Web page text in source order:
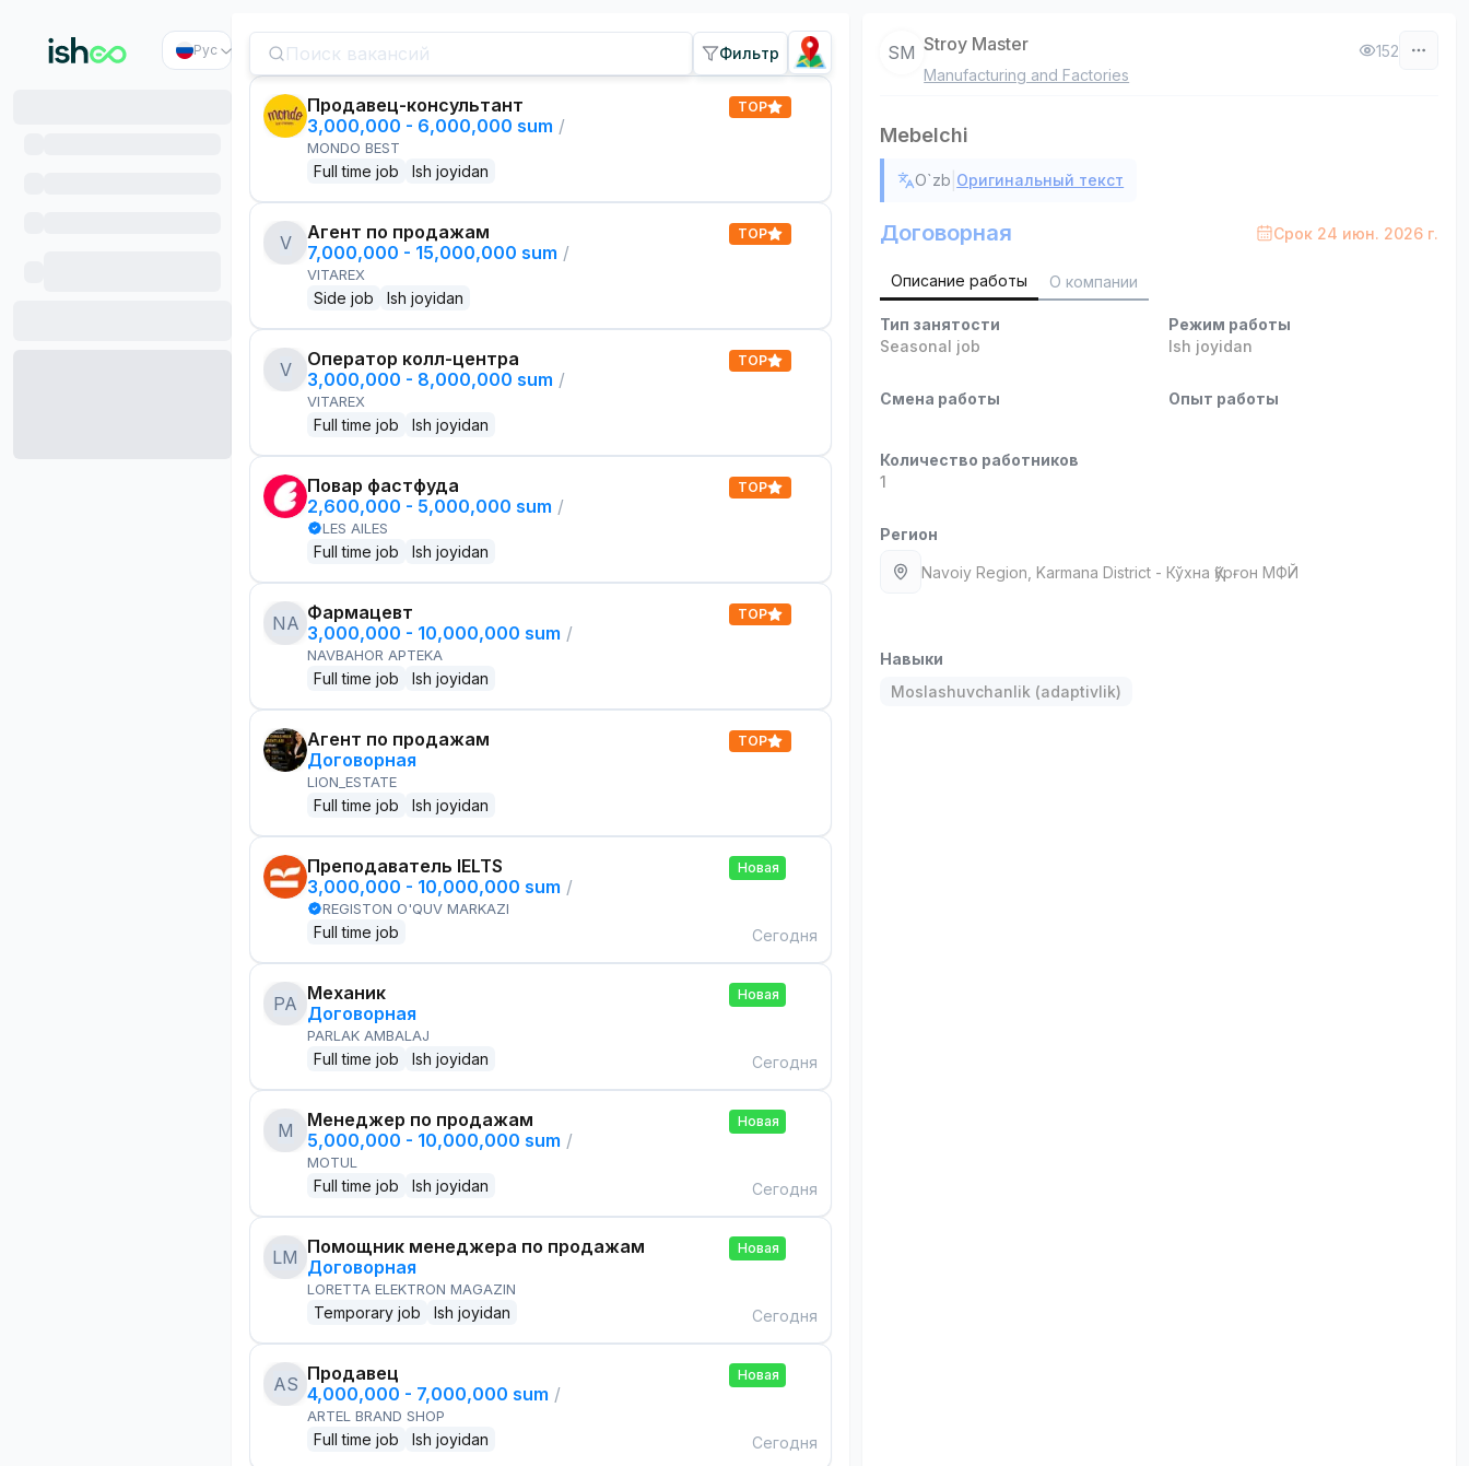
Рус Фильтр
Продавец-консультант
3,000,000 - 6,000,000 sum /
MONDO BEST
Full time job Ish joyidan
TOP
V
Агент по продажам
7,000,000 - 15,000,000 sum /
VITAREX
Side job Ish joyidan
TOP
V
Оператор колл-центра
3,000,000 - 8,000,000 sum /
VITAREX
Full time job Ish joyidan
TOP
Повар фастфуда
2,600,000 - 5,000,000 sum /
LES AILES
Full time job Ish joyidan
TOP
NA Фармацевт
3,000,000 - 10,000,000 sum /
NAVBAHOR APTEKA
Full time job Ish joyidan
TOP
Агент по продажам
Договорная
LION_ESTATE
Full time job Ish joyidan
TOP
Преподаватель IELTS
3,000,000 - 10,000,000 sum /
REGISTON O'QUV MARKAZI
Full time job
Новая
Сегодня
PA Механик
Договорная
PARLAK AMBALAJ
Full time job Ish joyidan
Новая
Сегодня
M
Менеджер по продажам
5,000,000 - 10,000,000 sum /
MOTUL
Full time job Ish joyidan
Новая
Сегодня
LM Помощник менеджера по продажам
Договорная
LORETTA ELEKTRON MAGAZIN
Temporary job Ish joyidan
Новая
Сегодня
AS Продавец
4,000,000 - 7,000,000 sum /
ARTEL BRAND SHOP
Full time job Ish joyidan
Новая
Сегодня
SM Stroy Master
Manufacturing and Factories
152
Mebelchi
O`zb Оригинальный текст
Договорная Срок 24 июн. 2026 г.
Описание работы О компании
Тип занятости
Seasonal job
Режим работы
Ish joyidan
Смена работы Опыт работы
Количество работников
1
Регион
Navoiy Region , Karmana District - Кўхна Қўрғон МФЙ
Навыки
Moslashuvchanlik (adaptivlik)